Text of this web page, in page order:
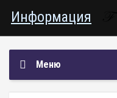
Информация
Меню